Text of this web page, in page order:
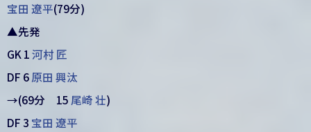
宝田 遼平(79分)
▲先発
GK 1河村 匠
DF 6原田 興汰
→(69分 15 尾崎 壮)
DF 3 宝田 遼平